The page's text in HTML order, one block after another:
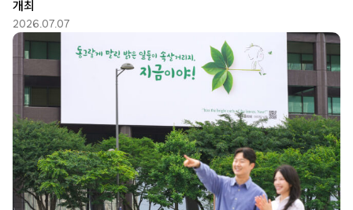
개최
2026.07.07